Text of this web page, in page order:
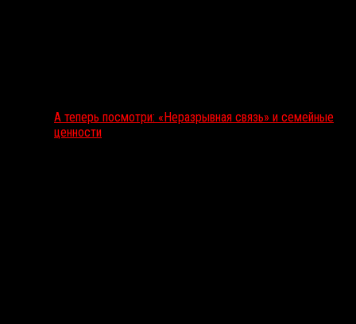
А теперь посмотри: «Неразрывная связь» и семейные
ценности